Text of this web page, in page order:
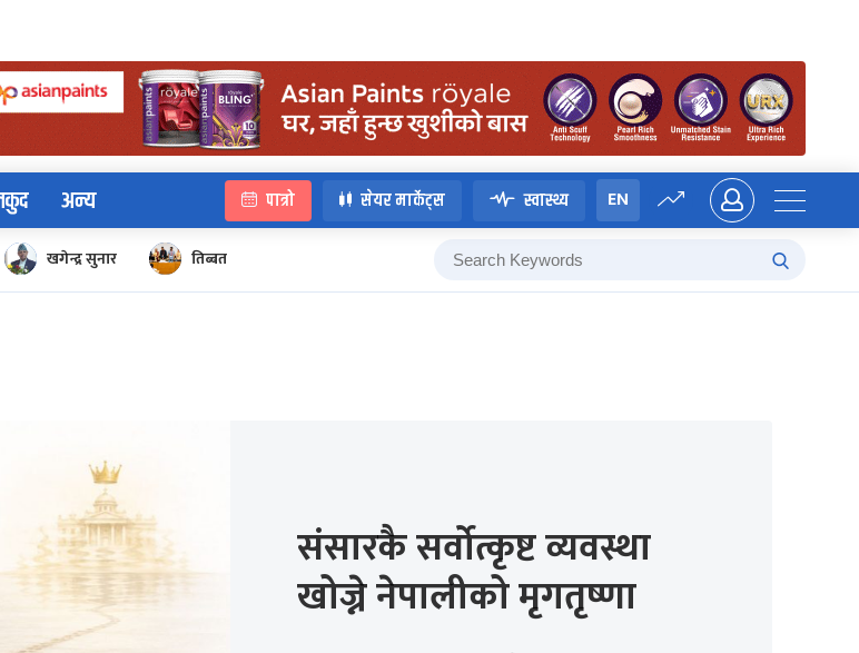
अन्य पात्रो सेयर मार्केट्स स्वास्थ्य EN
खगेन्द्र सुनार तिब्बत
संसारकै सर्वोत्कृष्ट व्यवस्था
खोज्ने नेपालीको मृगतृष्णा